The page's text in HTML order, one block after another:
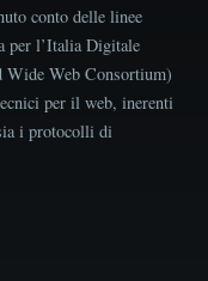
conto delle linee
per l’Italia Digitale
Web Consortium)
per il web, inerenti
i protocolli di